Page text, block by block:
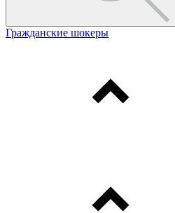
Гражданские шокеры